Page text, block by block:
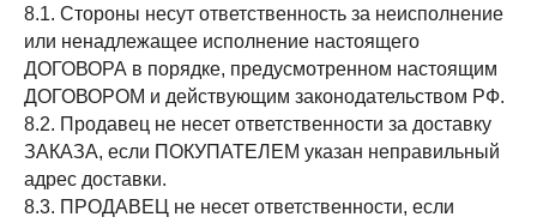
8.1. Стороны несут ответственность за неисполнение
или ненадлежащее исполнение настоящего
ДОГОВОРА в порядке, предусмотренном настоящим
ДОГОВОРОМ и действующим законодательством РФ.
8.2. Продавец не несет ответственности за доставку
ЗАКАЗА, если ПОКУПАТЕЛЕМ указан неправильный
адрес доставки.
8.3. ПРОДАВЕЦ не несет ответственности, если